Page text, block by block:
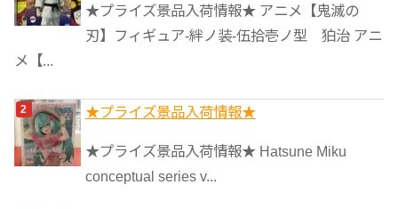
ー
★プライズ景品入荷情報★ アニメ【鬼滅の
刃】フィギュア-絆ノ装-伍拾壱ノ型 狛治 アニ
メ【...
★プライズ景品入荷情報★
★プライズ景品入荷情報★ Hatsune Miku
conceptual series v...